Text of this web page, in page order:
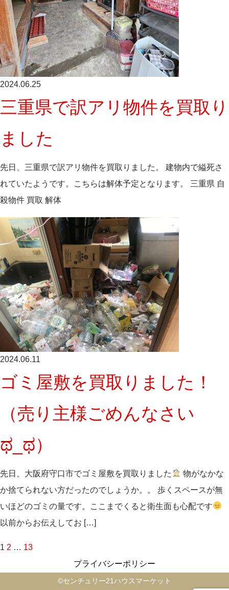
2024.06.25
三重県で訳アリ物件を買取り
ました
先日、三重県で訳アリ物件を買取りました。 建物内で縊死さ
れていたようです。こちらは解体予定となります。 三重県 自
殺物件 買取 解体
2024.06.11
ゴミ屋敷を買取りました！
（売り主様ごめんなさい
ಥ_ಥ）
先日、大阪府守口市でゴミ屋敷を買取りました
物がなかな
か捨てられない方だったのでしょうか。。 歩くスペースが無
いほどのゴミの量です。ここまでくると衛生面も心配です
以前からお伝えしてお […]
投
1 2 … 13
プライバシーポリシー
©️センチュリー21ハウスマーケット